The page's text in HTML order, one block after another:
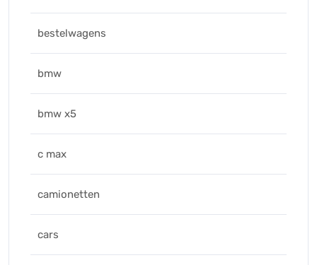
bestelwagens
bmw
bmw x5
c max
camionetten
cars